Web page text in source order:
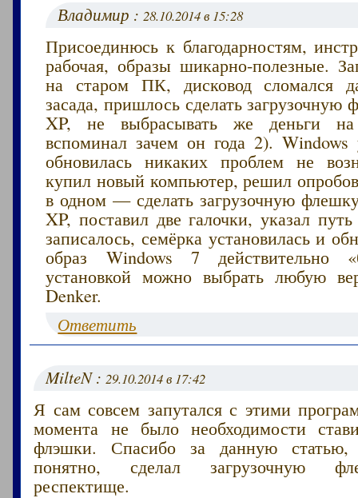
Владимир :28.10.2014 в 15:28
Присоединюсь к благодарностям,
рабочая, образы шикарно-полезные.
на старом ПК, дисковод сломался
засада, пришлось сделать загрузочную
XP, не выбрасывать же деньги
вспоминал зачем он года 2). Windows
обновилась никаких проблем не
купил новый компьютер, решил
в одном — сделать загрузочную
XP, поставил две галочки, указал
записалось, семёрка установилась и
образ Windows 7 действительно
установкой можно выбрать любую
Denker.
Ответить
MilteN :29.10.2014 в 17:42
Я сам совсем запутался с этими
момента не было необходимости
флэшки. Спасибо за данную
понятно, сделал загрузочную
респектище.